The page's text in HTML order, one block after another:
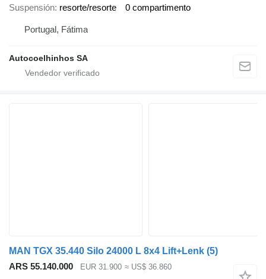
Suspensión resorte/resorte 0 compartimento
Portugal, Fátima
Autocoelhinhos SA
MAN TGX 35.440 Silo 24000 L 8x4 Lift+Lenk (5)
ARS 55.140.000
EUR 31.900 ≈ US$ 36.860